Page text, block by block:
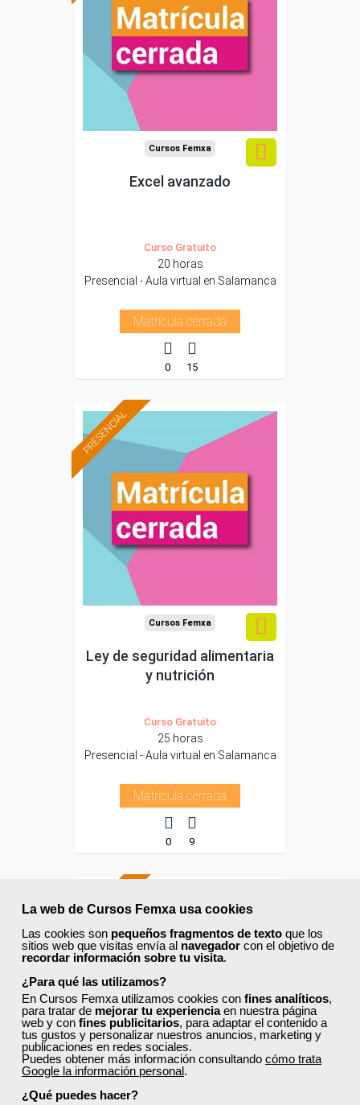
La web de Cursos Femxa usa cookies
Las cookies son pequeños fragmentos de texto que los
sitios web que visitas envía al navegador con el objetivo de
recordar información sobre tu visita.
¿Para qué las utilizamos?
En Cursos Femxa utilizamos cookies con fines analíticos,
para tratar de mejorar tu experienciaen nuestra página
web y con fines publicitarios, para adaptar el contenido a
tus gustos y personalizar nuestros anuncios, marketing y
publicaciones en redes sociales.
Puedes obtener más información consultando cómo trata
Google la información personal.
¿Qué puedes hacer?
Cursos Femxa
Excel avanzado
Curso Gratuito
20 horas
Presencial - Aula virtual en Salamanca
Matrícula cerrada
0 15
PRESENCIAL
Cursos Femxa
Ley de seguridad alimentaria
y nutrición
Curso Gratuito
25 horas
Presencial - Aula virtual en Salamanca
Matrícula cerrada
0 9
TÍTULO OFICIAL